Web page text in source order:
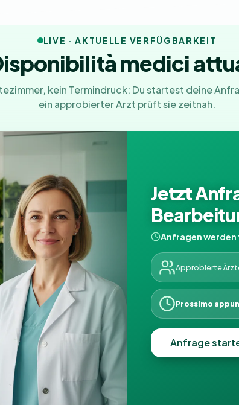
LIVE · AKTUELLE VERFÜGBARKEIT
medici
kein Termindruck: Du startest deine
ein approbierter Arzt prüft sie zeitnah.
Jetzt
Anfragen
Approbierte
Prossimo
Anfrage